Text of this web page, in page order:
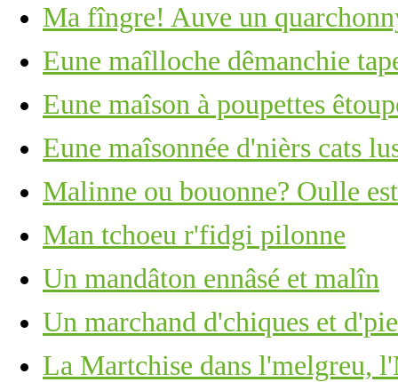
Ma fîngre! Auve un
Eune maîlloche dêmanchie
Eune maîson à poupettes
Eune maîsonnée d'nièrs cats
Malinne ou bouonne? Oulle
Man tchoeu r'fidgi pilonne
Un mandâton ennâsé et malîn
Un marchand d'chiques et
La Martchise dans l'melgreu,